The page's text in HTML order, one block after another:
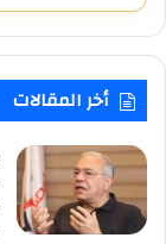
أخر المقالات